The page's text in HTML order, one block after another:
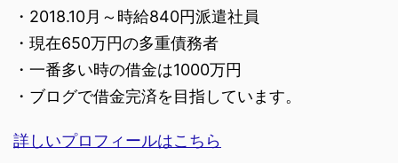
・2018.10月～時給840円派遣社員
・現在650万円の多重債務者
・一番多い時の借金は1000万円
・ブログで借金完済を目指しています。
詳しいプロフィールはこちら